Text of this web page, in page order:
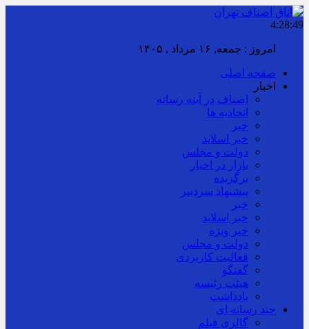
4:28:49
امروز : جمعه, ۱۶ مرداد , ۱۴۰۵
صفحه اصلی
اخبار
اصناف در آینه رسانه
اتحادیه ها
خبر
خبر اسلايد
دولت و مجلس
بازار در اخبار
برگزیده
پیشنهاد سردبیر
خبر
خبر اسلايد
خبر ویژه
دولت و مجلس
فعالیت کاربردی
گفتگو
هیئت رئیسه
یادداشت
چند رسانه ای
گالری فیلم